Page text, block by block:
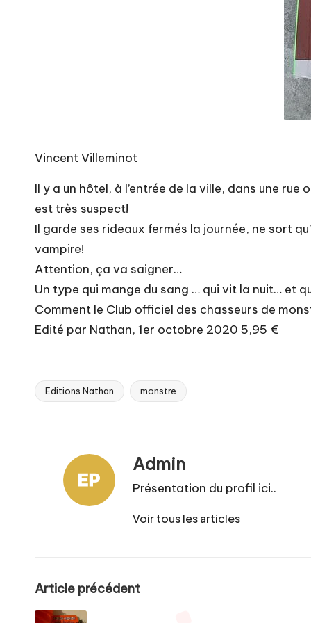
Vincent Villeminot
Il y a un hôtel, à l’entrée de la ville, dans une
est très suspect!
Il garde ses rideaux fermés la journée, ne sort
vampire!
Attention, ça va saigner…
Un type qui mange du sang … qui vit la nuit… et qui
Comment le Club officiel des chasseurs de
Edité par Nathan, 1er octobre 2020 5,95 €
Tags:
Editions Nathan monstre
Admin
Présentation du profil ici..
Voir tous les articles
Post
Article précédent